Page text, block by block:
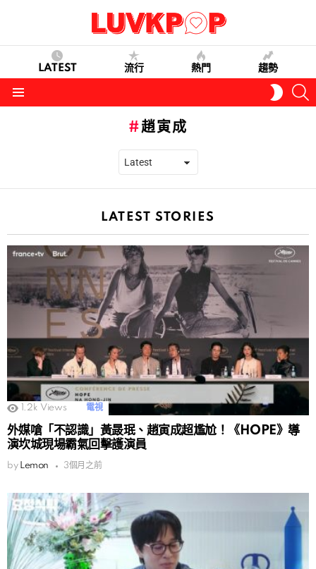
LATEST 流行 熱門 趨勢
SKIN
趙寅成
LATEST STORIES
1.2k Views 電視
外媒嗆「不認識」黃晸珉、趙寅成超尷尬！《HOPE》導
演坎城現場霸氣回擊護演員
by Lemon 3個月之前